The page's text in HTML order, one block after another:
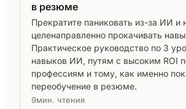
в резюме
Прекратите паниковать из-за ИИ и
целенаправленно прокачивать
Практическое руководство по 3
навыков ИИ, путям с высоким ROI
профессиям и тому, как именно
переобучение в резюме.
9мин. чтения